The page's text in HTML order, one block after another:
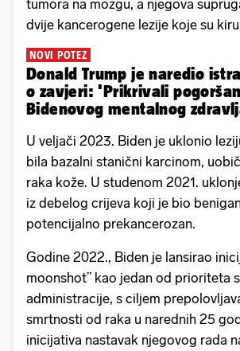
tumora na mozgu, a njegova
dvije kancerogene lezije koje su
NOVI POTEZ
Donald Trump je naredio
o zavjeri: 'Prikrivali
Bidenovog mentalnog
U veljači 2023. Biden je uklonio
bila bazalni stanični karcinom,
raka kože. U studenom 2021.
iz debelog crijeva koji je bio
potencijalno prekancerozan.
Godine 2022., Biden je lansirao
moonshot” kao jedan od prioriteta
administracije, s ciljem
smrtnosti od raka u narednih 25
inicijativa nastavak njegovog rada